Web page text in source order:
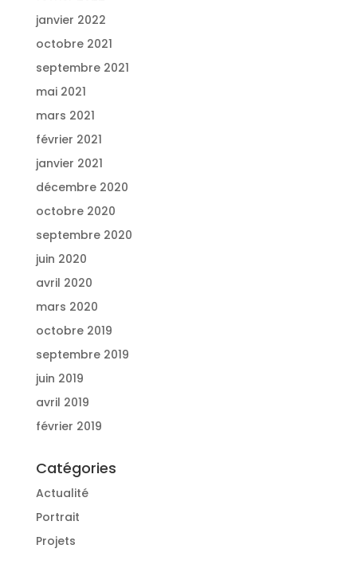
janvier 2022
octobre 2021
septembre 2021
mai 2021
mars 2021
février 2021
janvier 2021
décembre 2020
octobre 2020
septembre 2020
juin 2020
avril 2020
mars 2020
octobre 2019
septembre 2019
juin 2019
avril 2019
février 2019
Catégories
Actualité
Portrait
Projets